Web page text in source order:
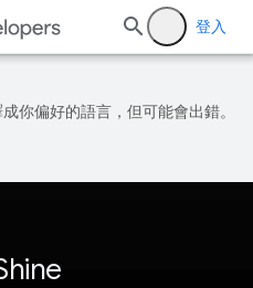
登入
你偏好的語言，但可能會出錯。